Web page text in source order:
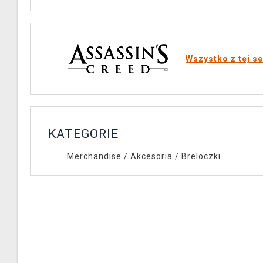
Wszystko z tej
KATEGORIE
Merchandise / Akcesoria / Breloczki